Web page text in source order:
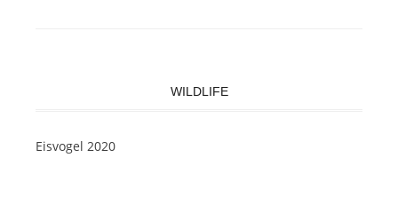
WILDLIFE
Eisvogel 2020